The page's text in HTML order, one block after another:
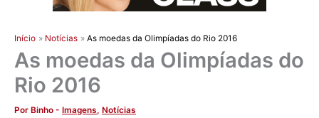
Início Notícias As moedas da Olimpíadas do Rio 2016
As moedas da Olimpíadas do
Rio 2016
Por Binho - Imagens, Notícias